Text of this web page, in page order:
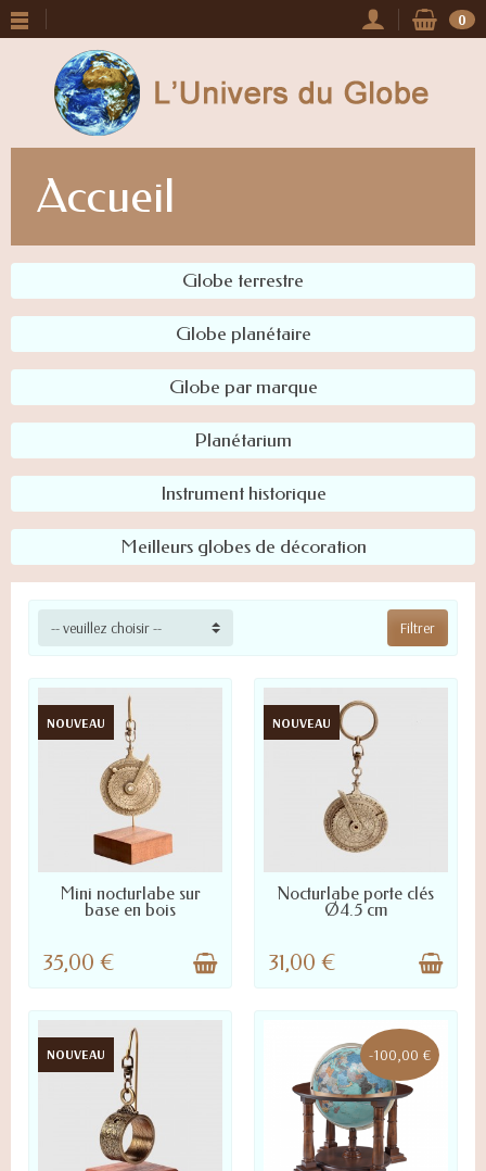
0
Accueil
Globe terrestre
Globe planétaire
Globe par marque
Planétarium
Instrument historique
Meilleurs globes de décoration
Filtrer
-- veuillez choisir --
NOUVEAU
LIVRÉ SOUS 24/48H
Mini nocturlabe sur
base en bois
35,00 €
NOUVEAU
LIVRÉ SOUS 24/48H
Nocturlabe porte clés
Ø4.5 cm
31,00 €
NOUVEAU -100,00 €